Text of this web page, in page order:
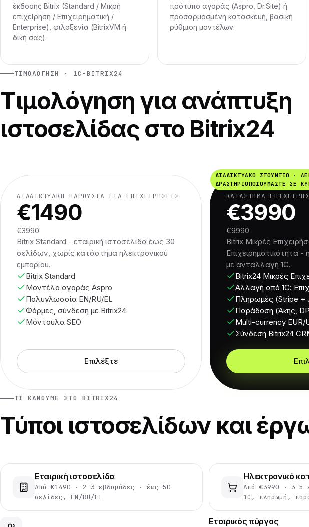
έκδοσης Bitrix (Standard / Μικρή
επιχείρηση / Επιχειρηματική /
Enterprise), φιλοξενία (BitrixVM ή
δική σας).
πρότυπο αγοράς (Aspro, Dr.Site) ή
προσαρμοσμένη κατασκευή, βασική
ρύθμιση μοντέλων.
ΤΙΜΟΛΌΓΗΣΗ · 1C-BITRIX24
Τιμολόγηση για ανάπτυξη
ιστοσελίδας στο Bitrix24
ΔΙΑΔΙΚΤΥΑΚΉ ΠΑΡΟΥΣΊΑ ΓΙΑ ΕΠΙΧΕΙΡΉΣΕΙΣ
€1490
€3990
Bitrix Standard - εταιρική ιστοσελίδα έως 30
σελίδων, χωρίς κατάστημα ηλεκτρονικού
εμπορίου.
Bitrix Standard
Μοντέλο αγοράς Aspro
Πολυγλωσσία EN/RU/EL
Φόρμες, σύνδεση με Bitrix24
Μόντουλα SEO
Επιλέξτε
ΔΙΑΔΙΚΤΥΑΚΌ ΣΤΟΎΝΤΙΟ ·
ΔΡΑΣΤΗΡΙΟΠΟΙΟΎΜΑΣΤΕ ΣΕ
ΚΑΤΆΣΤΗΜΑ
€3990
€9990
Bitrix Μικρές
Επιχειρηματικότητα
με ανταλλαγή 1C.
Bitrix24 Μικρές
Αλλαγή από 1C:
Πληρωμές (Stripe +
Παράδοση (Άκης,
Multi-currency EUR/
Σύνδεση Bitrix24
ΤΙ ΚΆΝΟΥΜΕ ΣΤΟ BITRIX24
Τύποι ιστοσελίδων και
Εταιρική ιστοσελίδα
Από €1490 · 2-3 εβδομάδες · έως 50
σελίδες, EN/RU/EL
Ηλεκτρονικό
Από €3990 · 3-5
1C, πληρωμή,
Εταιρικός πύργος